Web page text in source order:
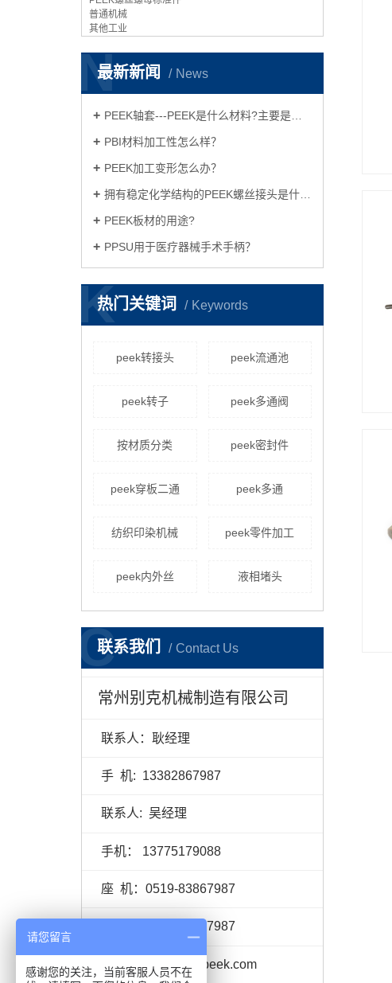
普通机械
其他工业
最新新闻 News
N
PEEK轴套---PEEK是什么材料?主要是什么用途?
PBI材料加工性怎么样？
PEEK加工变形怎么办？
拥有稳定化学结构的PEEK螺丝接头是什么呢？
PEEK板材的用途?
PPSU用于医疗器械手术手柄？
热门关键词 Keywords
K
peek转接头 peek流通池
peek转子 peek多通阀
按材质分类 peek密封件
peek穿板二通 peek多通
纺织印染机械 peek零件加工
peek内外丝 液相堵头
联系我们 Contact Us
C
常州别克机械制造有限公司
联系人：耿经理
手 机: 13382867987
联系人: 吴经理
手机： 13775179088
座 机：0519-83867987
传 真：0519-83867987
邮 箱：sales@chpeek.com
请您留言
感谢您的关注，当前客服人员不在